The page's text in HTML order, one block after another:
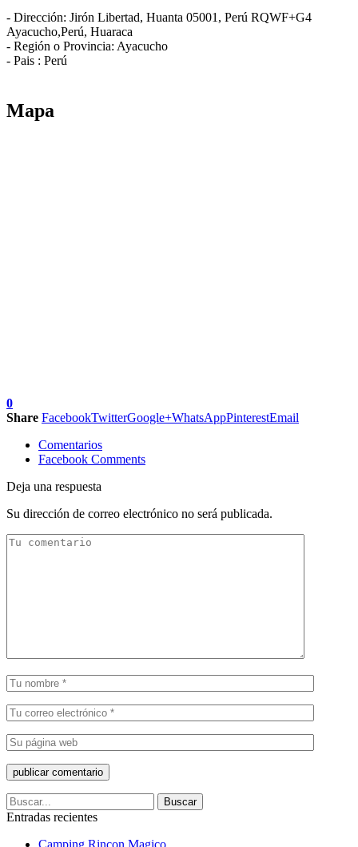
- Dirección: Jirón Libertad, Huanta 05001, Perú RQWF+G4
Ayacucho,Perú, Huaraca
- Región o Provincia: Ayacucho
- Pais : Perú
Mapa
0
Share FacebookTwitterGoogle+WhatsAppPinterestEmail
Comentarios
Facebook Comments
Deja una respuesta
Su dirección de correo electrónico no será publicada.
Entradas recientes